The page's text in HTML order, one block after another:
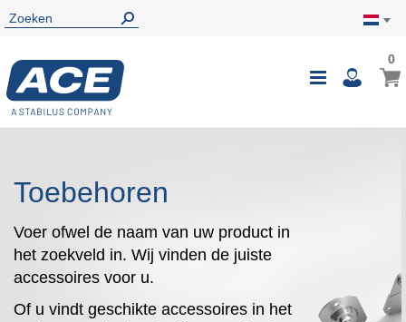
Toggle
00
Toebehoren
Voer ofwel de naam van uw product in
het zoekveld in. Wij vinden de juiste
accessoires voor u.
Of u vindt geschikte accessoires in het